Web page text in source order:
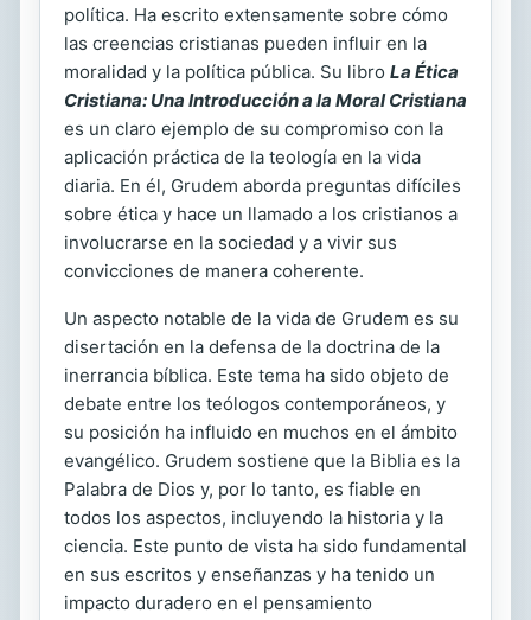
política. Ha escrito extensamente sobre cómo
las creencias cristianas pueden influir en la
moralidad y la política pública. Su libro La Ética
Cristiana: Una Introducción a la Moral Cristiana
es un claro ejemplo de su compromiso con la
aplicación práctica de la teología en la vida
diaria. En él, Grudem aborda preguntas difíciles
sobre ética y hace un llamado a los cristianos a
involucrarse en la sociedad y a vivir sus
convicciones de manera coherente.
Un aspecto notable de la vida de Grudem es su
disertación en la defensa de la doctrina de la
inerrancia bíblica. Este tema ha sido objeto de
debate entre los teólogos contemporáneos, y
su posición ha influido en muchos en el ámbito
evangélico. Grudem sostiene que la Biblia es la
Palabra de Dios y, por lo tanto, es fiable en
todos los aspectos, incluyendo la historia y la
ciencia. Este punto de vista ha sido fundamental
en sus escritos y enseñanzas y ha tenido un
impacto duradero en el pensamiento